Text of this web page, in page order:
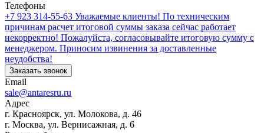
Телефоны
+7 923 314-55-63 Уважаемые клиенты! По техническим
причинам расчет итоговой суммы заказа сейчас работает
некорректно! Пожалуйста, согласовывайте итоговую сумму с
менеджером. Приносим извинения за доставленные
неудобства!
Заказать звонок
Email
sale@antaresru.ru
Адрес
г. Красноярск, ул. Молокова, д. 46
г. Москва, ул. Вернисажная, д. 6